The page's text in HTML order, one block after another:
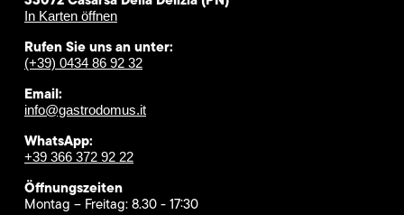
In Karten öffnen
Rufen Sie uns an unter:
(+39) 0434 86 92 32
Email:
info@gastrodomus.it
WhatsApp:
+39 366 372 92 22
Öffnungszeiten
Montag – Freitag: 8.30 - 17:30